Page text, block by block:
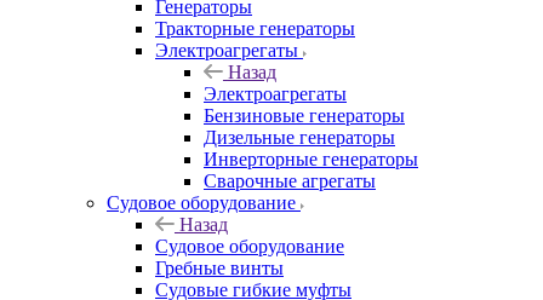
Генераторы
Тракторные генераторы
Электроагрегаты
Назад
Электроагрегаты
Бензиновые генераторы
Дизельные генераторы
Инверторные генераторы
Сварочные агрегаты
Судовое оборудование
Назад
Судовое оборудование
Гребные винты
Судовые гибкие муфты